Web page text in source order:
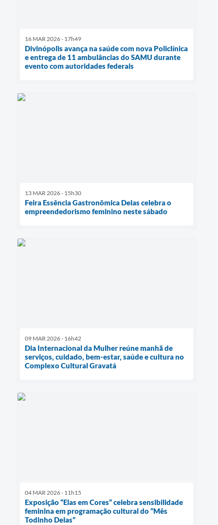
16 MAR 2026 - 17h49
Divinópolis avança na saúde com nova Policlínica
e entrega de 11 ambulâncias do SAMU durante
evento com autoridades federais
13 MAR 2026 - 15h30
Feira Essência Gastronômica Delas celebra o
empreendedorismo feminino neste sábado
09 MAR 2026 - 16h42
Dia Internacional da Mulher reúne manhã de
serviços, cuidado, bem-estar, saúde e cultura no
Complexo Cultural Gravatá
04 MAR 2026 - 11h15
Exposição “Elas em Cores” celebra sensibilidade
feminina em programação cultural do “Mês
Todinho Delas”